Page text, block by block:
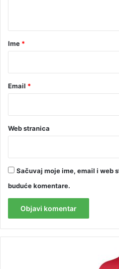
rIme *
Email *
Web stranica
Sačuvaj moje ime, email i web
buduće komentare.